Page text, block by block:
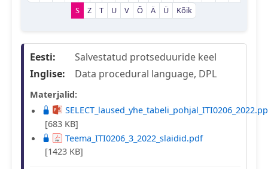
S
Z T U V Õ Ä Ü Kõik
Eesti:
Salvestatud protseduuride keel
Inglise:
Data procedural language, DPL
Materjalid:
[683 KB]
Teema_ITI0206_3_2022_slaidid.pdf
[1423 KB]